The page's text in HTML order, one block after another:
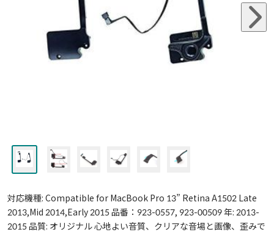
対応機種: Compatible for MacBook Pro 13” Retina A1502 Late
2013,Mid 2014,Early 2015 品番：923-0557, 923-00509 年: 2013-
2015 品質: オリジナル 心地よい音質、クリアな音場と画像、歪みで